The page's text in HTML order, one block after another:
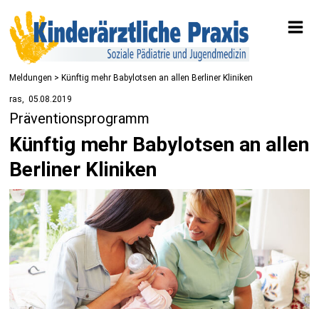
Meldungen > Künftig mehr Babylotsen an allen Berliner Kliniken
ras 05.08.2019
Präventionsprogramm
Künftig mehr Babylotsen an allen
Berliner Kliniken